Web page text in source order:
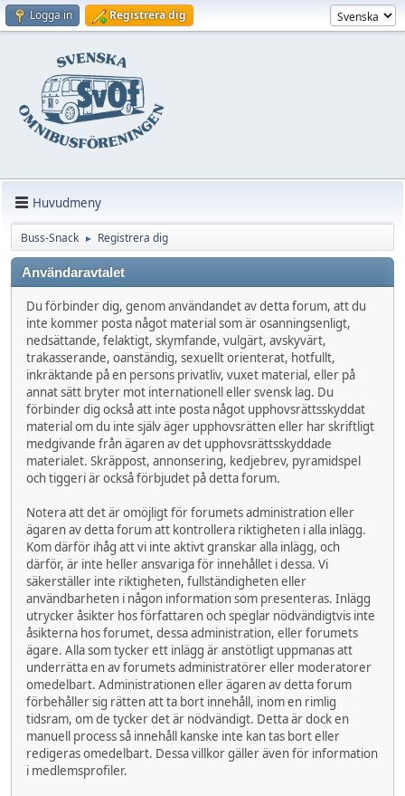
Logga in Registrera dig
Huvudmeny
Buss-Snack ► Registrera dig
Användaravtalet
Du förbinder dig, genom användandet av detta forum, att du
inte kommer posta något material som är osanningsenligt,
nedsättande, felaktigt, skymfande, vulgärt, avskyvärt,
trakasserande, oanständig, sexuellt orienterat, hotfullt,
inkräktande på en persons privatliv, vuxet material, eller på
annat sätt bryter mot internationell eller svensk lag. Du
förbinder dig också att inte posta något upphovsrättsskyddat
material om du inte själv äger upphovsrätten eller har skriftligt
medgivande från ägaren av det upphovsrättsskyddade
materialet. Skräppost, annonsering, kedjebrev, pyramidspel
och tiggeri är också förbjudet på detta forum.
Notera att det är omöjligt för forumets administration eller
ägaren av detta forum att kontrollera riktigheten i alla inlägg.
Kom därför ihåg att vi inte aktivt granskar alla inlägg, och
därför, är inte heller ansvariga för innehållet i dessa. Vi
säkerställer inte riktigheten, fullständigheten eller
användbarheten i någon information som presenteras. Inlägg
utrycker åsikter hos författaren och speglar nödvändigtvis inte
åsikterna hos forumet, dessa administration, eller forumets
ägare. Alla som tycker ett inlägg är anstötligt uppmanas att
underrätta en av forumets administratörer eller moderatorer
omedelbart. Administrationen eller ägaren av detta forum
förbehåller sig rätten att ta bort innehåll, inom en rimlig
tidsram, om de tycker det är nödvändigt. Detta är dock en
manuell process så innehåll kanske inte kan tas bort eller
redigeras omedelbart. Dessa villkor gäller även för information
i medlemsprofiler.